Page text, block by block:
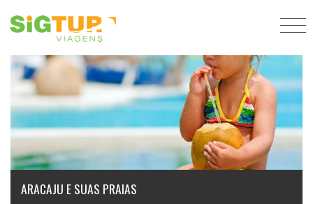
ARACAJU E SUAS PRAIAS